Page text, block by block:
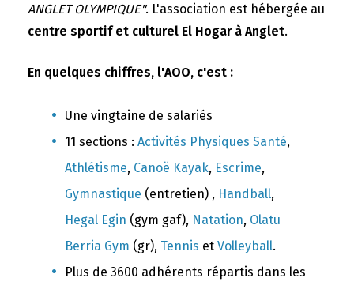
ANGLET OLYMPIQUE". L'association est hébergée au
centre sportif et culturel El Hogar à Anglet.
En quelques chiffres, l'AOO, c'est :
Une vingtaine de salariés
11 sections : Activités Physiques Santé,
Athlétisme, Canoë Kayak, Escrime,
Gymnastique (entretien) , Handball,
Hegal Egin (gym gaf), Natation, Olatu
Berria Gym (gr), Tennis et Volleyball.
Plus de 3600 adhérents répartis dans les